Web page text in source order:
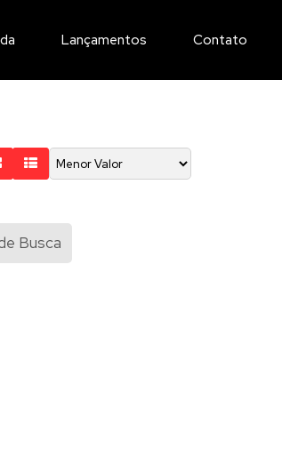
Lançamentos Contato
Busca